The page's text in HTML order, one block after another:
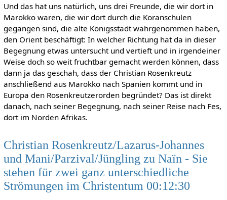
Und das hat uns natürlich, uns drei Freunde, die wir dort in
Marokko waren, die wir dort durch die Koranschulen
gegangen sind, die alte Königsstadt wahrgenommen haben,
den Orient beschäftigt: In welcher Richtung hat da in dieser
Begegnung etwas untersucht und vertieft und in irgendeiner
Weise doch so weit fruchtbar gemacht werden können, dass
dann ja das geschah, dass der Christian Rosenkreutz
anschließend aus Marokko nach Spanien kommt und in
Europa den Rosenkreutzerorden begründet? Das ist direkt
danach, nach seiner Begegnung, nach seiner Reise nach Fes,
dort im Norden Afrikas.
Christian Rosenkreutz/Lazarus-Johannes
und Mani/Parzival/Jüngling zu Naïn - Sie
stehen für zwei ganz unterschiedliche
Strömungen im Christentum 00:12:30